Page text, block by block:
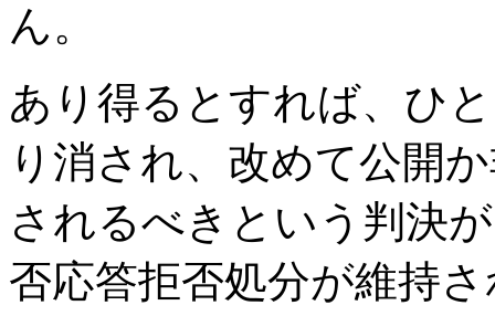
ん。
あり得るとすれば、ひ
り消され、改めて公開
されるべきという判決
否応答拒否処分が維持